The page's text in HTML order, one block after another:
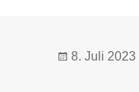
Veröffentlicht
8. Juli 2023